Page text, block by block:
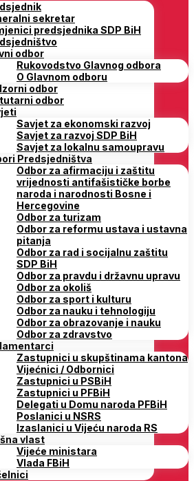
sekretar
predsjednika SDP BiH
odbor
Rukovodstvo Glavnog odbora
O Glavnom odboru
odbor
odbor
Savjet za ekonomski razvoj
Savjet za razvoj SDP BiH
Savjet za lokalnu samoupravu
Predsjedništva
Odbor za afirmaciju i zaštitu
vrijednosti antifašističke borbe
naroda i narodnosti Bosne i
Hercegovine
Odbor za turizam
Odbor za reformu ustava i ustavna
pitanja
Odbor za rad i socijalnu zaštitu
SDP BiH
Odbor za pravdu i državnu upravu
Odbor za okoliš
Odbor za sport i kulturu
Odbor za nauku i tehnologiju
Odbor za obrazovanje i nauku
Odbor za zdravstvo
Zastupnici u skupštinama kantona
Vijećnici / Odbornici
Zastupnici u PSBiH
Zastupnici u PFBiH
Delegati u Domu naroda PFBiH
Poslanici u NSRS
Izaslanici u Vijeću naroda RS
vlast
Vijeće ministara
Vlada FBiH